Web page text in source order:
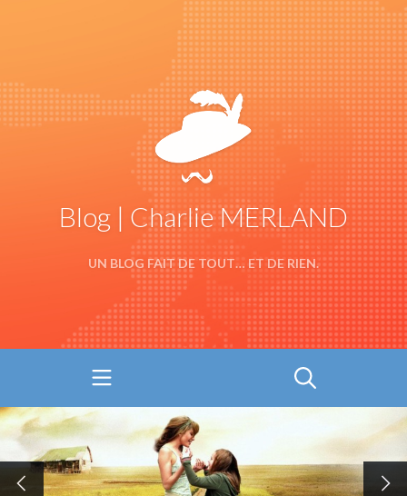
Blog | Charlie MERLAND
UN BLOG FAIT DE TOUT… ET DE RIEN.